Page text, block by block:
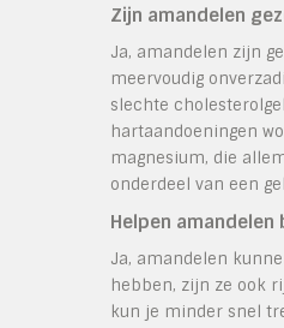
Zijn amandelen
Ja, amandelen zijn
meervoudig
slechte
hartaandoeningen
magnesium, die
onderdeel van een
Helpen
Ja, amandelen
hebben, zijn ze ook
kun je minder snel